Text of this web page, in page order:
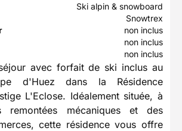
Ski alpin & snowboard
Snowtrex
non inclus
non inclus
non inclus
avec forfait de ski inclus au
d'Huez dans la Résidence
L'Eclose. Idéalement située, à
remontées mécaniques et des
cette résidence vous offre